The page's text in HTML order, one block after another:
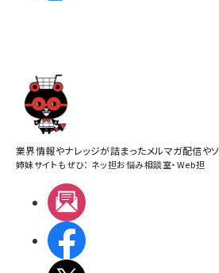
業界情報やナレッジが詰まったメルマガ配信やソ
姉妹サイトもぜひ： ネッ担お悩み相談室・Web担